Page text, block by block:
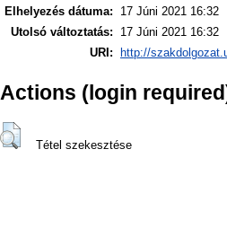
Elhelyezés dátuma:
17 Júni 2021 16:32
Utolsó változtatás:
17 Júni 2021 16:32
URI:
http://
Actions (login
Tétel szekesztése